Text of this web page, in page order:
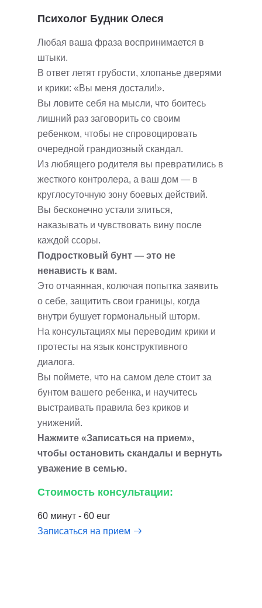
Психолог Будник Олеся
Любая ваша фраза воспринимается в
штыки.
В ответ летят грубости, хлопанье дверями
и крики: «Вы меня достали!».
Вы ловите себя на мысли, что боитесь
лишний раз заговорить со своим
ребенком, чтобы не спровоцировать
очередной грандиозный скандал.
Из любящего родителя вы превратились в
жесткого контролера, а ваш дом — в
круглосуточную зону боевых действий.
Вы бесконечно устали злиться,
наказывать и чувствовать вину после
каждой ссоры.
Подростковый бунт — это не
ненависть к вам.
Это отчаянная, колючая попытка заявить
о себе, защитить свои границы, когда
внутри бушует гормональный шторм.
На консультациях мы переводим крики и
протесты на язык конструктивного
диалога.
Вы поймете, что на самом деле стоит за
бунтом вашего ребенка, и научитесь
выстраивать правила без криков и
унижений.
Нажмите «Записаться на прием»,
чтобы остановить скандалы и вернуть
уважение в семью.
Стоимость консультации:
60 минут - 60 eur
Записаться на прием